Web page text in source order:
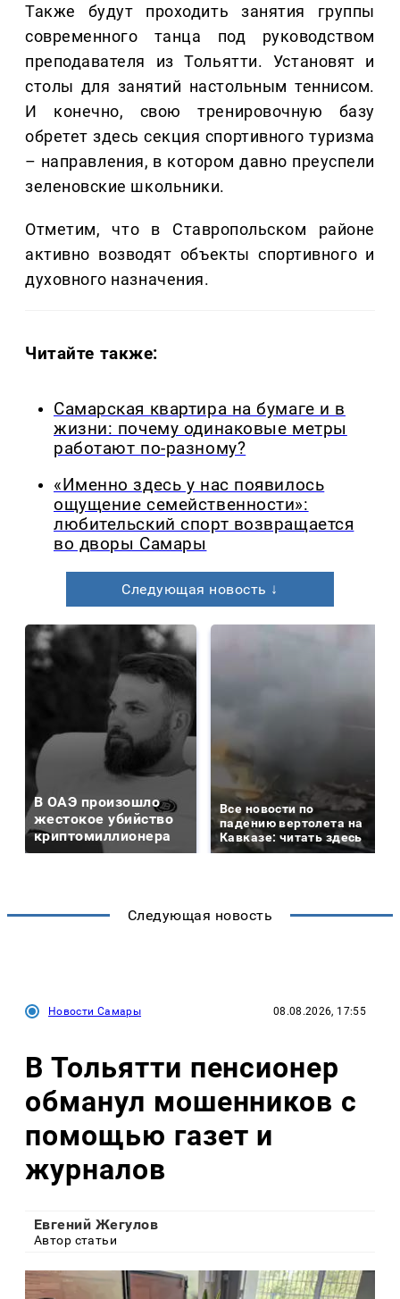
Также будут проходить занятия группы
современного танца под руководством
преподавателя из Тольятти. Установят и
столы для занятий настольным теннисом.
И конечно, свою тренировочную базу
обретет здесь секция спортивного туризма
– направления, в котором давно преуспели
зеленовские школьники.
Отметим, что в Ставропольском районе
активно возводят объекты спортивного и
духовного назначения.
Читайте также:
Самарская квартира на бумаге и в
жизни: почему одинаковые метры
работают по-разному?
«Именно здесь у нас появилось
ощущение семейственности»:
любительский спорт возвращается
во дворы Самары
Следующая новость ↓
В ОАЭ произошло
жестокое убийство
криптомиллионера
Все новости по
падению вертолета на
Кавказе: читать здесь
Следующая новость
Новости Самары 08.08.2026, 17:55
В Тольятти пенсионер
обманул мошенников с
помощью газет и
журналов
Евгений Жегулов
Автор статьи